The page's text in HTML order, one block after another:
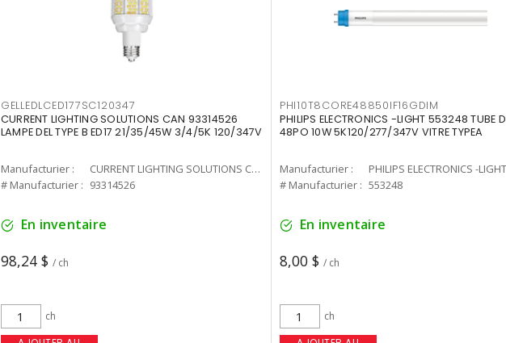
GELLEDLCED177SC120347
CURRENT LIGHTING SOLUTIONS CAN 93314526
LAMPE DEL TYPE B ED17 21/35/45W 3/4/5K 120/347V
Manufacturier :
CURRENT LIGHTING SOLUTIONS CAN
# Manufacturier : 93314526
En inventaire
98,24 $ / ch
ch
PHI10T8CORE48850IF16GDIM
PHILIPS ELECTRONICS -LIGHT 553248 TUBE
48PO 10W 5K120/277/347V VITRE TYPEA
Manufacturier :
PHILIPS ELECTRONICS -LIGHT
# Manufacturier : 553248
En inventaire
8,00 $ / ch
ch